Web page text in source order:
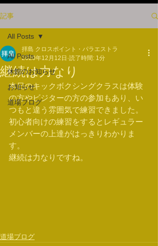
記事
All Posts
休館のお知らせ
お知らせ
道場ブログ
All Posts
継続は力なり
拝島 クロスポイント・パラエストラ
2020年12月12日 読了時間: 1分
本日のキックボクシングクラスは体験
の方やビジターの方の参加もあり、い
つもと違う雰囲気で練習できました。
初心者向けの練習をするとレギュラー
メンバーの上達がはっきりわかりま
す。
継続は力なりですね。
道場ブログ